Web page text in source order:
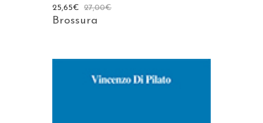
27,00€
25,65€
Brossura